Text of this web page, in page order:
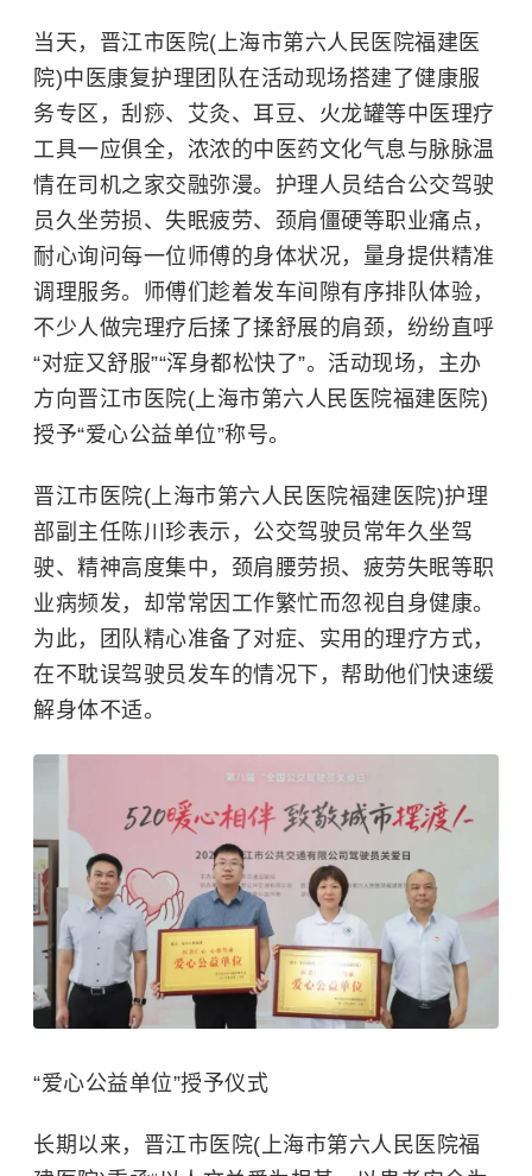
当天，晋江市医院(上海市第六人民医院福建医
院)中医康复护理团队在活动现场搭建了健康服
务专区，刮痧、艾灸、耳豆、火龙罐等中医理疗
工具一应俱全，浓浓的中医药文化气息与脉脉温
情在司机之家交融弥漫。护理人员结合公交驾驶
员久坐劳损、失眠疲劳、颈肩僵硬等职业痛点，
耐心询问每一位师傅的身体状况，量身提供精准
调理服务。师傅们趁着发车间隙有序排队体验，
不少人做完理疗后揉了揉舒展的肩颈，纷纷直呼
“对症又舒服”“浑身都松快了”。活动现场，主办
方向晋江市医院(上海市第六人民医院福建医院)
授予“爱心公益单位”称号。
晋江市医院(上海市第六人民医院福建医院)护理
部副主任陈川珍表示，公交驾驶员常年久坐驾
驶、精神高度集中，颈肩腰劳损、疲劳失眠等职
业病频发，却常常因工作繁忙而忽视自身健康。
为此，团队精心准备了对症、实用的理疗方式，
在不耽误驾驶员发车的情况下，帮助他们快速缓
解身体不适。
“爱心公益单位”授予仪式
长期以来，晋江市医院(上海市第六人民医院福